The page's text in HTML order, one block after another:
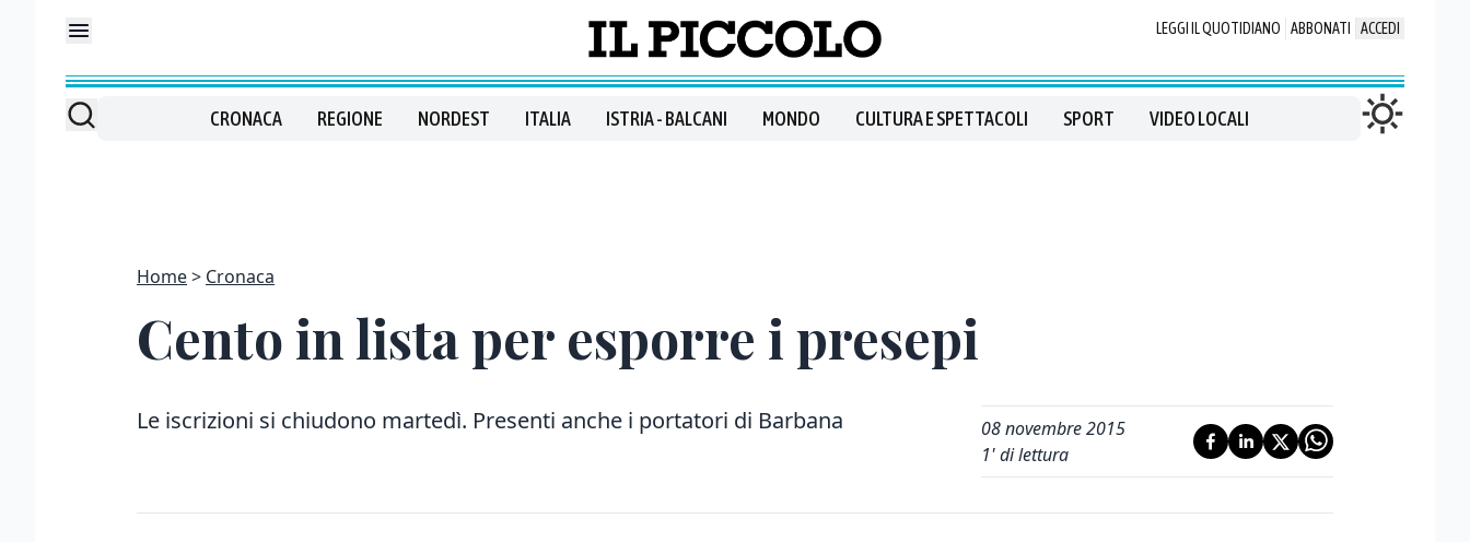
LEGGI IL QUOTIDIANO ABBONATI ACCEDI
CRONACA REGIONE NORDEST ITALIA ISTRIA - BALCANI MONDO CULTURA E SPETTACOLI SPORT VIDEO LOCALI
Home Cronaca
Cento in lista per esporre i presepi
Le iscrizioni si chiudono martedì. Presenti anche i portatori di Barbana
08 novembre 2015
1' di lettura